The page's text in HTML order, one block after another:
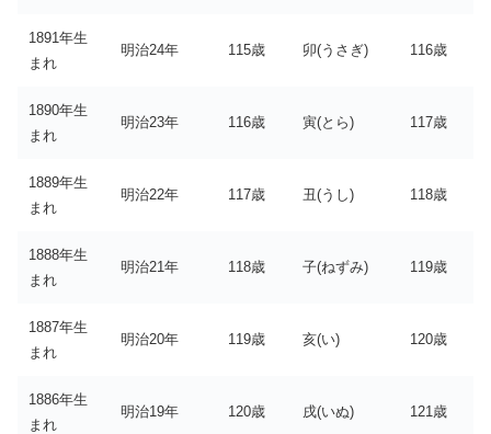
1891年生
まれ
明治24年 115歳 卯(うさぎ) 116歳
1890年生
まれ
明治23年 116歳 寅(とら) 117歳
1889年生
まれ
明治22年 117歳 丑(うし) 118歳
1888年生
まれ
明治21年 118歳 子(ねずみ) 119歳
1887年生
まれ
明治20年 119歳 亥(い) 120歳
1886年生
まれ
明治19年 120歳 戌(いぬ) 121歳